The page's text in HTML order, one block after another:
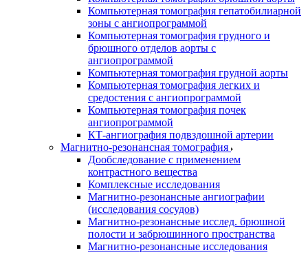
Компьютерная томография гепатобилиарной
зоны с ангиопрограммой
Компьютерная томография грудного и
брюшного отделов аорты с
ангиопрограммой
Компьютерная томография грудной аорты
Компьютерная томография легких и
средостения с ангиопрограммой
Компьютерная томография почек
ангиопрограммой
КТ-ангиография подвздошной артерии
Магнитно-резонансная томография
Дообследование с применением
контрастного вещества
Комплексные исследования
Магнитно-резонансные ангиографии
(исследования сосудов)
Магнитно-резонансные исслед. брюшной
полости и забрюшинного пространства
Магнитно-резонансные исследования